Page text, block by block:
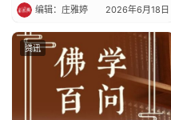
编辑：庄雅婷 2026年6月18日
资讯